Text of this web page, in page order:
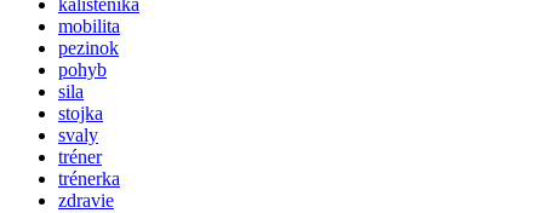
kalistenika
mobilita
pezinok
pohyb
sila
stojka
svaly
tréner
trénerka
zdravie